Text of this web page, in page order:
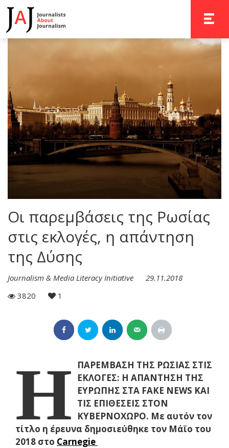
Οι παρεμβάσεις της Ρωσίας
στις εκλογές, η απάντηση
της Δύσης
Journalism & Media Literacy Initiative
29.11.2018
3820
1
Η
ΠΑΡΕΜΒΑΣΗ ΤΗΣ ΡΩΣΙΑΣ ΣΤΙΣ
ΕΚΛΟΓΕΣ: Η ΑΠΑΝΤΗΣΗ ΤΗΣ
ΕΥΡΩΠΗΣ ΣΤΑ FAKE NEWS ΚΑΙ
ΤΙΣ ΕΠΙΘΕΣΕΙΣ ΣΤΟΝ
ΚΥΒΕΡΝΟΧΩΡΟ. Με αυτόν τον
τίτλο η έρευνα δημοσιεύθηκε τον Μάϊο του
2018 στο Carnegie